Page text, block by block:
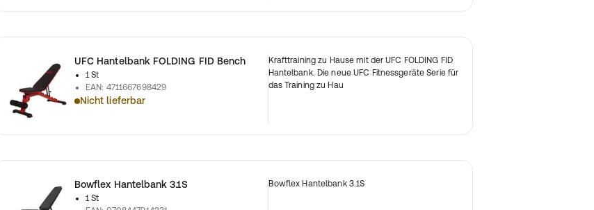
UFC Hantelbank FOLDING FID Bench
1 St
EAN: 4711667698429
Nicht lieferbar
Krafttraining zu Hause mit der UFC FOLDING FID
Hantelbank. Die neue UFC Fitnessgeräte Serie für
das Training zu Hau
Bowflex Hantelbank 3.1S
1 St
Bowflex Hantelbank 3.1S